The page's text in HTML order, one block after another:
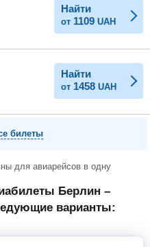
Найти
от 1109 UAH
Найти
от 1458 UAH
билеты
для авиарейсов в одну
Берлин –
варианты: